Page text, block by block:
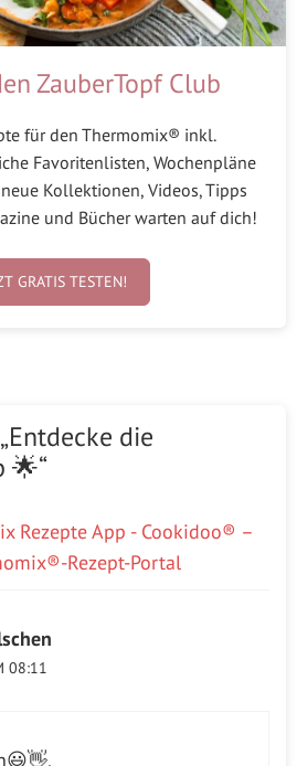
ZauberTopf Club
für den Thermomix® inkl.
Favoritenlisten, Wochenpläne
Kollektionen, Videos, Tipps
und Bücher warten auf dich!
GRATIS TESTEN!
die
🌟“
Rezepte App - Cookidoo® –
Rezept-Portal
08:11